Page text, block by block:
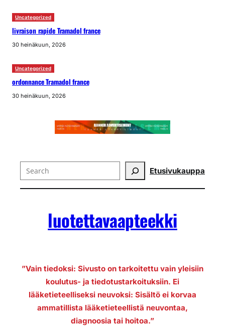
Uncategorized
livraison rapide Tramadol france
30 heinäkuun, 2026
Uncategorized
ordonnance Tramadol france
30 heinäkuun, 2026
Search Etusivukauppa
luotettavaapteekki
”Vain tiedoksi: Sivusto on tarkoitettu vain yleisiin
koulutus- ja tiedotustarkoituksiin. Ei
lääketieteelliseksi neuvoksi: Sisältö ei korvaa
ammatillista lääketieteellistä neuvontaa,
diagnoosia tai hoitoa.”